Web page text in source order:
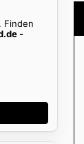
Finden
-